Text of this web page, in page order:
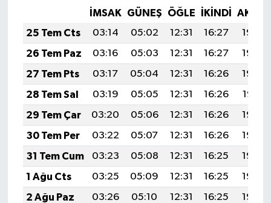
İMSAK GÜNEŞ ÖĞLE İKINDI
25 Tem Cts
03:14 05:02 12:31 16:27
19:50
26 Tem Paz
03:16 05:03 12:31 16:27
19:49
27 Tem Pts
03:17 05:04 12:31 16:26
19:48
28 Tem Sal
03:19 05:05 12:31 16:26
19:47
29 Tem Çar
03:20 05:06 12:31 16:26
19:46
30 Tem Per
03:22 05:07 12:31 16:26
19:45
31 Tem Cum
03:23 05:08 12:31 16:25
19:44
1 Ağu Cts
03:25 05:09 12:31 16:25
19:43
2 Ağu Paz
03:26 05:10 12:31 16:25
19:42